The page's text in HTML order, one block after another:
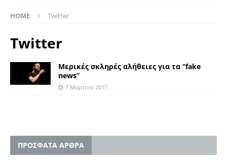
HOME Twitter
Twitter
Μερικές σκληρές αλήθειες για τα “fake
news”
7 Μαρτίου 2017
ΠΡΟΣΦΑΤΑ ΑΡΘΡΑ